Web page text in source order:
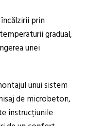
prin
gradual,
unei
unui sistem
de microbeton,
instrucțiunile